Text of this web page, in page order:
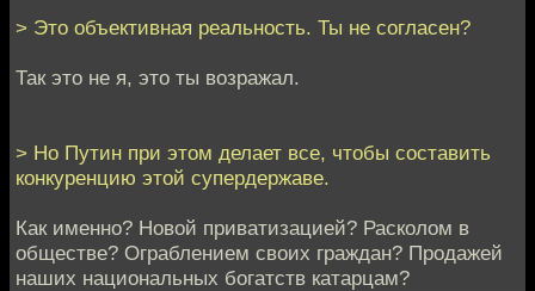
> Это объективная реальность. Ты не согласен?
Так это не я, это ты возражал.
> Но Путин при этом делает все, чтобы составить
конкуренцию этой супердержаве.
Как именно? Новой приватизацией? Расколом в
обществе? Ограблением своих граждан? Продажей
наших национальных богатств катарцам?